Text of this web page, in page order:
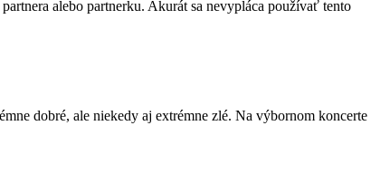
alebo partnerku. Akurát sa nevypláca používať tento
dobré, ale niekedy aj extrémne zlé. Na výbornom koncerte